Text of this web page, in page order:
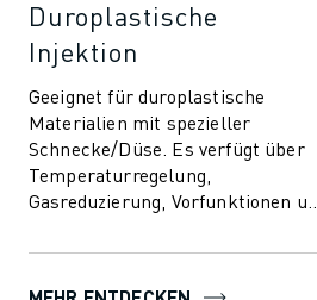
Duroplastische
Injektion
Geeignet für duroplastische
Materialien mit spezieller
Schnecke/Düse. Es verfügt über
Temperaturregelung,
Gasreduzierung, Vorfunktionen und
Prozessstabilität und Qualit...